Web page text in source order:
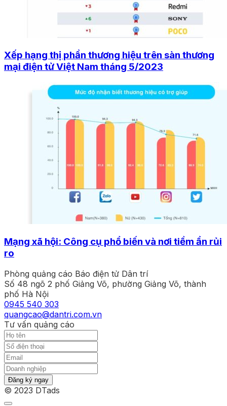
Xếp hạng thị phần thương hiệu trên sàn thương
mại điện tử Việt Nam tháng 5/2023
Mạng xã hội: Công cụ phổ biến và nơi tiềm ẩn rủi
ro
Phòng quảng cáo Báo điện tử Dân trí
Số 48 ngõ 2 phố Giảng Võ, phường Giảng Võ, thành
phố Hà Nội
0945 540 303
quangcao@dantri.com.vn
Tư vấn quảng cáo
Đăng ký ngay
© 2023 DTads